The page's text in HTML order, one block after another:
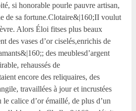
si honorable pourle pauvre artisan,
de sa fortune.Clotaire&|160;II voulut
Alors Éloi fitses plus beaux
des vases d’or ciselés,enrichis de
des meublesd’argent
rehaussés de
encore des reliquaires, des
travaillées à jour et incrustées
calice d’or émaillé, de plus d’un